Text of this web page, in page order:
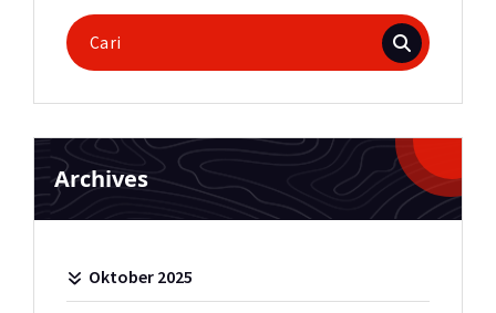
Pencarian
untuk:
Archives
Oktober 2025